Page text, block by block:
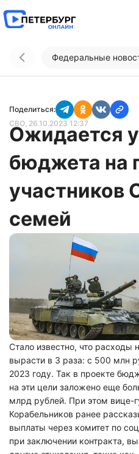
Федеральные
Поделиться:
СВО, 26.10.2023 12:37
Ожидается
бюджета на
участников
семей
Стало известно, что
вырасти в 3 раза: с 500 млн
2023 году. Так в проекте
на эти цели заложено еще
млрд рублей. При этом вице-
Корабельников ранее
выплаты через комитет по
при заключении контракта,